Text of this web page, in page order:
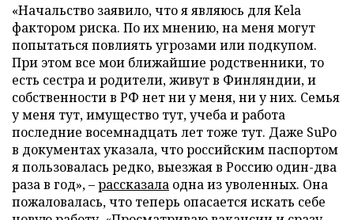
«Начальство заявило, что я являюсь для Kela
фактором риска. По их мнению, на меня могут
попытаться повлиять угрозами или подкупом.
При этом все мои ближайшие родственники, то
есть сестра и родители, живут в Финляндии, и
собственности в РФ нет ни у меня, ни у них. Семья
у меня тут, имущество тут, учеба и работа
последние восемнадцать лет тоже тут. Даже SuPo
в документах указала, что российским паспортом
я пользовалась редко, выезжая в Россию один-два
раза в год», –рассказала одна из уволенных. Она
пожаловалась, что теперь опасается искать себе